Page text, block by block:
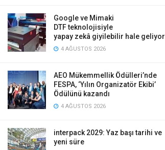
Google ve Mimaki
DTF teknolojisiyle
yapay zekâ giyilebilir hale geliyor
4 AĞUSTOS 2026
AEO Mükemmellik Ödülleri’nde
FESPA, ‘Yılın Organizatör Ekibi’
Ödülünü kazandı
4 AĞUSTOS 2026
interpack 2029: Yaz başı tarihi ve
yeni süre